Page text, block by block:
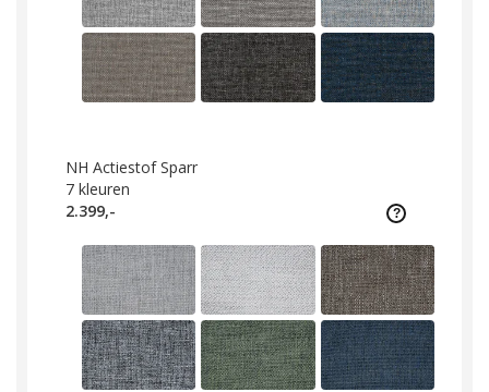
NH Actiestof Sparr
7 kleuren
2.399,-